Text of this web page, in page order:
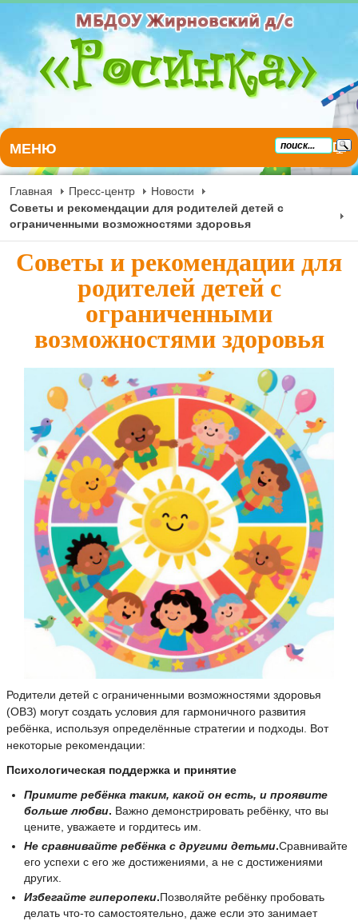
МЕНЮ
Главная Пресс-центр
Новости
Советы и рекомендации для родителей детей с
ограниченными возможностями здоровья
Советы и рекомендации для
родителей детей с
ограниченными
возможностями здоровья
Родители детей с ограниченными возможностями здоровья
(ОВЗ) могут создать условия для гармоничного развития
ребёнка, используя определённые стратегии и подходы. Вот
некоторые рекомендации:
Психологическая поддержка и принятие
Примите ребёнка таким, какой он есть, и проявите
больше любви. Важно демонстрировать ребёнку, что вы
цените, уважаете и гордитесь им.
Не сравнивайте ребёнка с другими детьми.Сравнивайте
его успехи с его же достижениями, а не с достижениями
других.
Избегайте гиперопеки.Позволяйте ребёнку пробовать
делать что-то самостоятельно, даже если это занимает